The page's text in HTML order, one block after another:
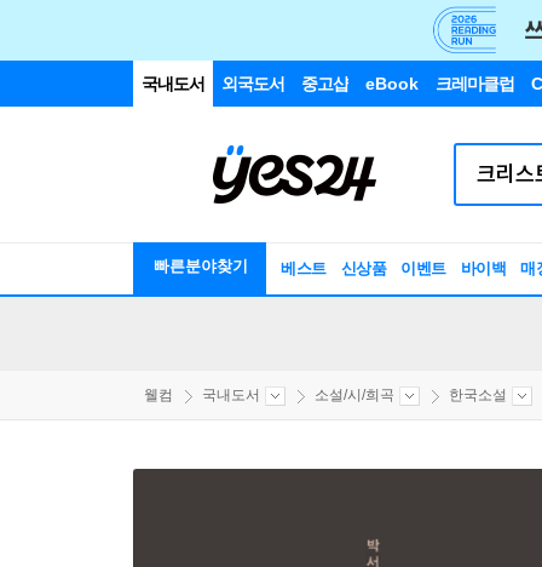
국내도서 외국도서 중고샵 eBook 크레마클럽
빠른분야찾기 베스트 신상품 이벤트 바이백 매
웰컴 국내도서 소설/시/희곡 한국소설